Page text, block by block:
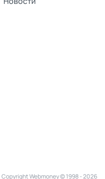
Copyright Webmoney © 1998 - 2026